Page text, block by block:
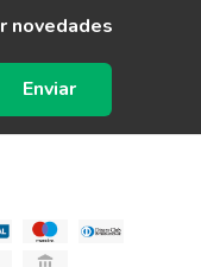
novedades
Enviar